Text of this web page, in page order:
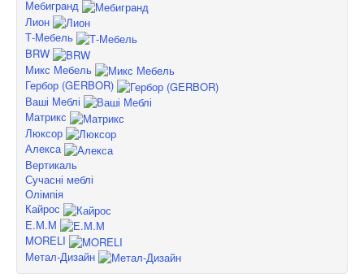
Мебигранд
Лион
Т-Мебель
BRW
Микс Мебель
Гербор (GERBOR)
Ваші Меблі
Матрикс
Люксор
Алекса
Вертикаль
Сучасні меблі
Олімпія
Кайрос
Е.М.М
MORELI
Метал-Дизайн